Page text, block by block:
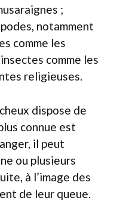
;
notamment
comme les
comme les
religieuses.
dispose de
connue est
il peut
ou plusieurs
à l’image des
de leur queue.